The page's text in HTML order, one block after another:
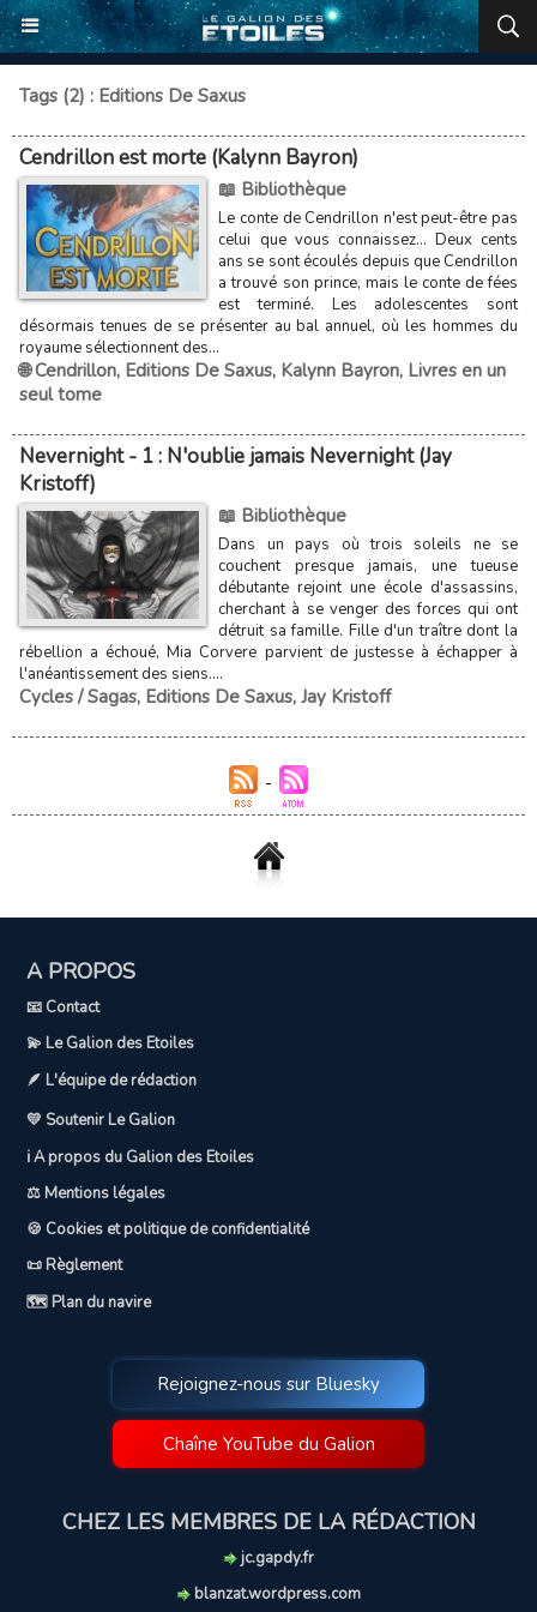
Tags (2) : Editions De Saxus
Cendrillon est morte (Kalynn Bayron)
📖 Bibliothèque
Le conte de Cendrillon n'est peut-être pas
celui que vous connaissez... Deux cents
ans se sont écoulés depuis que Cendrillon
a trouvé son prince, mais le conte de fées
est terminé. Les adolescentes sont
désormais tenues de se présenter au bal annuel, où les hommes du
royaume sélectionnent des...
🌐 Cendrillon, Editions De Saxus, Kalynn Bayron, Livres en un
seul tome
Nevernight - 1 : N'oublie jamais Nevernight (Jay
Kristoff)
📖 Bibliothèque
Dans un pays où trois soleils ne se
couchent presque jamais, une tueuse
débutante rejoint une école d'assassins,
cherchant à se venger des forces qui ont
détruit sa famille. Fille d'un traître dont la
rébellion a échoué, Mia Corvere parvient de justesse à échapper à
l'anéantissement des siens....
Cycles / Sagas, Editions De Saxus, Jay Kristoff
A PROPOS
📧 Contact
💫 Le Galion des Etoiles
🪶 L'équipe de rédaction
💛 Soutenir Le Galion
ℹ️ A propos du Galion des Etoiles
⚖️ Mentions légales
🍪 Cookies et politique de confidentialité
📜 Règlement
🗺️ Plan du navire
Rejoignez-nous sur Bluesky
Chaîne YouTube du Galion
CHEZ LES MEMBRES DE LA RÉDACTION
jc.gapdy.fr
blanzat.wordpress.com